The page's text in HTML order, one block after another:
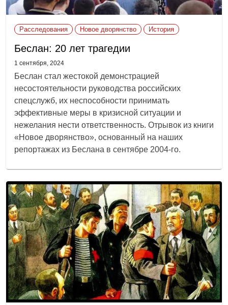
Расследования Новое дворянство История
Беслан: 20 лет трагедии
1 сентября, 2024
Беслан стал жестокой демонстрацией
несостоятельности руководства российских
спецслужб, их неспособности принимать
эффективные меры в кризисной ситуации и
нежелания нести ответственность. Отрывок из книги
«Новое дворянство», основанный на наших
репортажах из Беслана в сентябре 2004-го.